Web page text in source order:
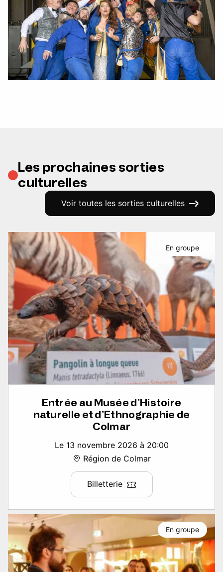
Les prochaines sorties
culturelles
Voir toutes les sorties culturelles
Entrée au Musée d’Histoire
naturelle et d’Ethnographie de
Colmar
Le 13 novembre 2026 à 20:00
Région de Colmar
Billetterie
En groupe
En groupe